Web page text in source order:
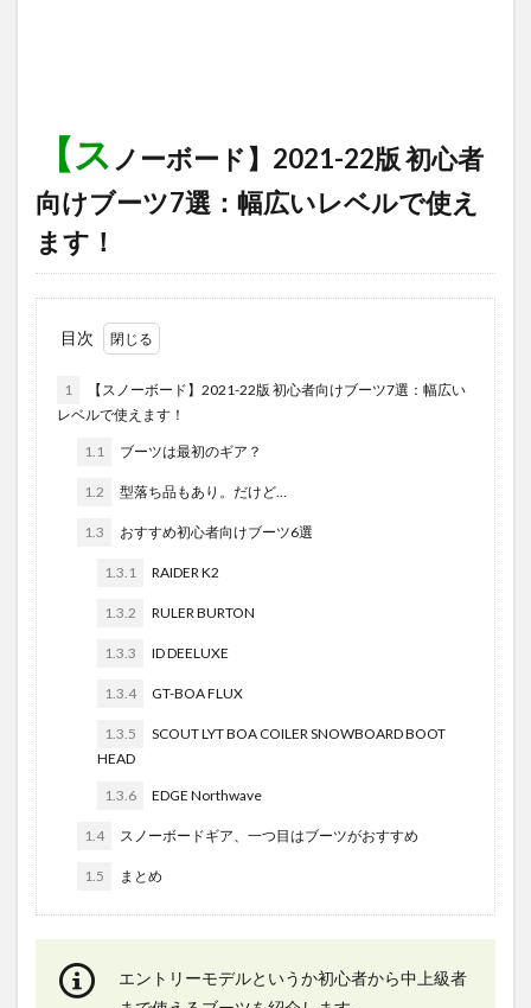
【ス ノーボード】2021-22版 初心者
向けブーツ7選：幅広いレベルで使え
ます！
目次
1
【スノーボード】2021-22版 初心者向けブーツ7選：幅広い
レベルで使えます！
1.1 ブーツは最初のギア？
1.2 型落ち品もあり。だけど…
1.3 おすすめ初心者向けブーツ6選
1.3.1 RAIDER K2
1.3.2 RULER BURTON
1.3.3 ID DEELUXE
1.3.4 GT-BOA FLUX
1.3.5
SCOUT LYT BOA COILER SNOWBOARD BOOT
HEAD
1.3.6 EDGE Northwave
1.4 スノーボードギア、一つ目はブーツがおすすめ
1.5 まとめ
エントリーモデルというか初心者から中上級者